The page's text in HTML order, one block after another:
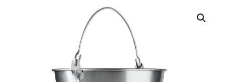
Измерительное оборудование
Инструмент ручной